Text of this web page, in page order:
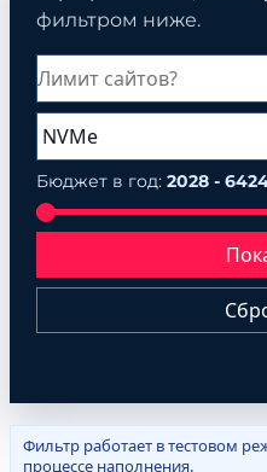
фильтром ниже.
Бюджет в год: 2028 -
Фильтр работает в тестовом
процессе наполнения.